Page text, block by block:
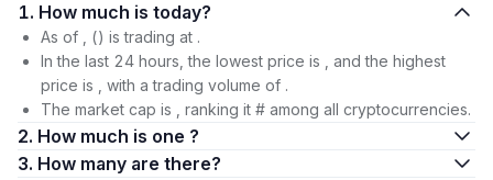
1. How much is today?
As of , () is trading at .
In the last 24 hours, the lowest price is , and the highest
price is , with a trading volume of .
The market cap is , ranking it # among all cryptocurrencies.
2. How much is one ?
3. How many are there?